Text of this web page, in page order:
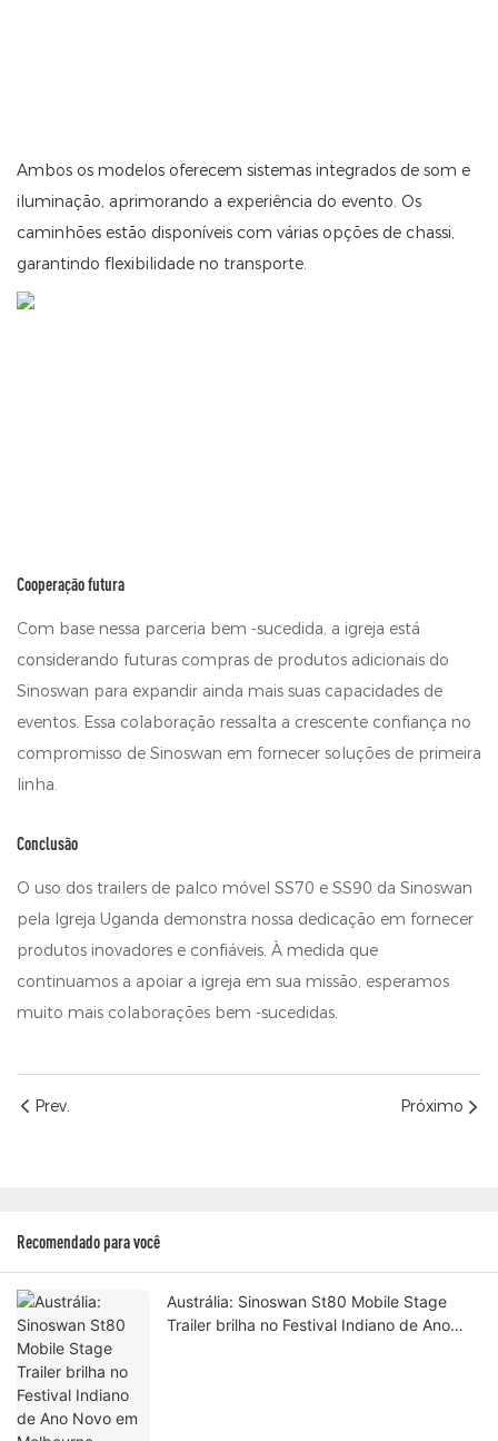
Ambos os modelos oferecem sistemas integrados de som e
iluminação, aprimorando a experiência do evento. Os
caminhões estão disponíveis com várias opções de chassi,
garantindo flexibilidade no transporte.
Cooperação futura
Com base nessa parceria bem -sucedida, a igreja está
considerando futuras compras de produtos adicionais do
Sinoswan para expandir ainda mais suas capacidades de
eventos. Essa colaboração ressalta a crescente confiança no
compromisso de Sinoswan em fornecer soluções de primeira
linha.
Conclusão
O uso dos trailers de palco móvel SS70 e SS90 da Sinoswan
pela Igreja Uganda demonstra nossa dedicação em fornecer
produtos inovadores e confiáveis. À medida que
continuamos a apoiar a igreja em sua missão, esperamos
muito mais colaborações bem -sucedidas.
Prev. Próximo
Recomendado para você
Austrália: Sinoswan St80 Mobile Stage
Trailer brilha no Festival Indiano de Ano